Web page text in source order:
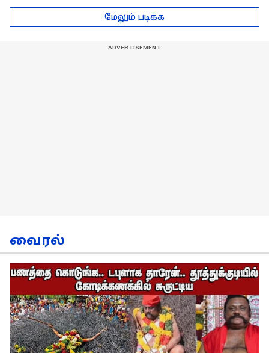
வீரர்களுடன்
நேர்காணல்!
நேர்காணல்! | Podcast
மேலும் படிக்க
வைரல்